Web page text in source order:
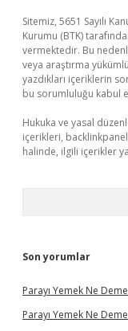
Sitemiz, 5651 Sayılı
Kurumu (BTK)
vermektedir. Bu
veya araştırma
yazdıkları içeriklerin
bu sorumluluğu kabul
Hukuka ve yasal
içerikleri,
halinde, ilgili içerikler
Son yorumlar
Parayı Yemek Ne
Parayı Yemek Ne